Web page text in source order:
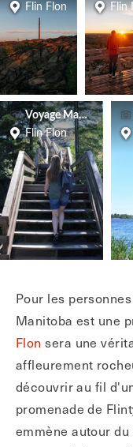
Flin Flon
Flin
Voyage Manitoba
Flin Flon
Pour les
Manitoba est une
Flon sera une
affleurement
découvrir au fil
promenade de
emmène autour